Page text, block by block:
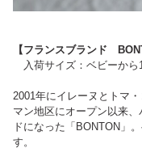
【フランスブランド
入荷サイズ：ベビーから
2001年にイレーヌとトマ
マン地区にオープン以来
ドになった「BONTON」
す。